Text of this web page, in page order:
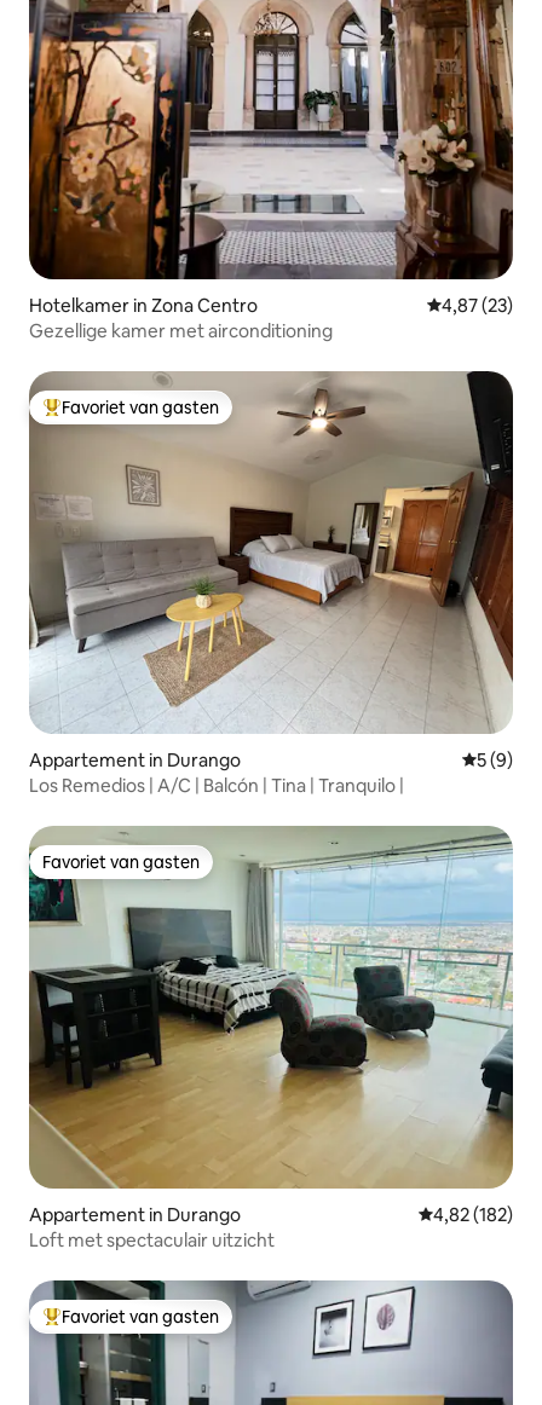
Hotelkamer in Zona Centro Gemiddelde
4,87 (23)
Gezellige kamer met airconditioning
Topfavoriet van gasten
Favoriet van gasten
Appartement in Durango
5 (9)
Los Remedios | A/C | Balcón | Tina | Tranquilo |
Favoriet van gasten
Favoriet van gasten
Appartement in Durango Gemiddelde
4,82 (182)
Loft met spectaculair uitzicht
Topfavoriet van gasten
Favoriet van gasten